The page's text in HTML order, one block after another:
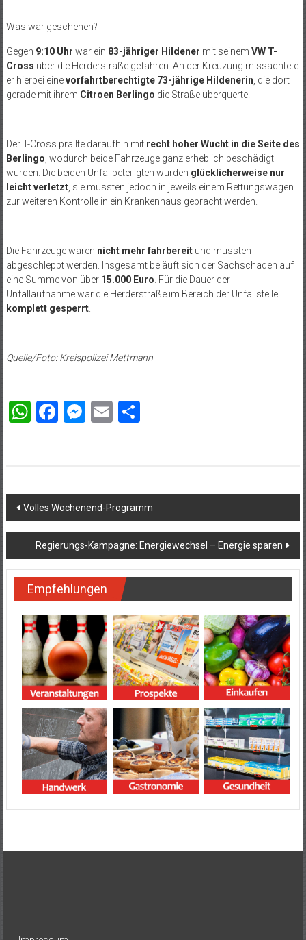
Was war geschehen?
Gegen 9:10 Uhr war ein 83-jähriger Hildener mit seinem VW T-
Cross über die Herderstraße gefahren. An der Kreuzung missachtete
er hierbei einevorfahrtberechtigte 73-jährige Hildenerin , die dort
gerade mit ihrem Citroen Berlingo die Straße überquerte.
Der T-Cross prallte daraufhin mit recht hoher Wucht in die Seite des
Berlingo , wodurch beide Fahrzeuge ganz erheblich beschädigt
wurden. Die beiden Unfallbeteiligten wurden glücklicherweise nur
leicht verletzt, sie mussten jedoch in jeweils einem Rettungswagen
zur weiteren Kontrolle in ein Krankenhaus gebracht werden.
Die Fahrzeuge waren nicht mehr fahrbereitund mussten
abgeschleppt werden. Insgesamt beläuft sich der Sachschaden auf
eine Summe von über 15.000 Euro . Für die Dauer der
Unfallaufnahme war die Herderstraße im Bereich der Unfallstelle
komplett gesperrt.
Quelle/Foto: Kreispolizei Mettmann
WhatsApp
Facebook
Messenger
EmailTeilen
Beitragsnavigation
Volles Wochenend-Programm
Regierungs-Kampagne: Energiewechsel – Energie sparen
Empfehlungen